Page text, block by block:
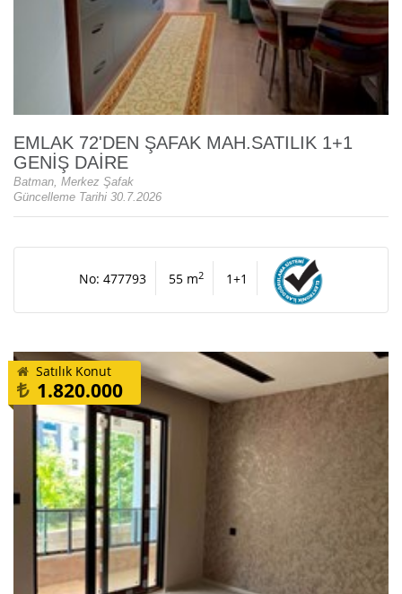
EMLAK 72'DEN ŞAFAK MAH.SATILIK 1+1
GENİŞ DAİRE
Batman, Merkez Şafak
Güncelleme Tarihi 30.7.2026
No: 477793 55 m2 1+1
Satılık Konut
1.820.000